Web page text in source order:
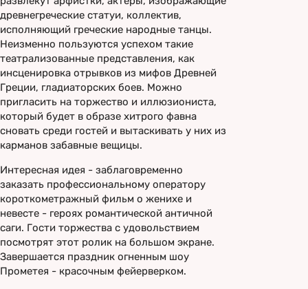
древнегреческие статуи, коллектив,
исполняющий греческие народные танцы.
Неизменно пользуются успехом такие
театрализованные представления, как
инсценировка отрывков из мифов Древней
Греции, гладиаторских боев. Можно
пригласить на торжество и иллюзиониста,
который будет в образе хитрого фавна
сновать среди гостей и вытаскивать у них из
карманов забавные вещицы.
Интересная идея - заблаговременно
заказать профессиональному оператору
короткометражный фильм о женихе и
невесте - героях романтической античной
саги. Гости торжества с удовольствием
посмотрят этот ролик на большом экране.
Завершается праздник огненным шоу
Прометея - красочным фейерверком.